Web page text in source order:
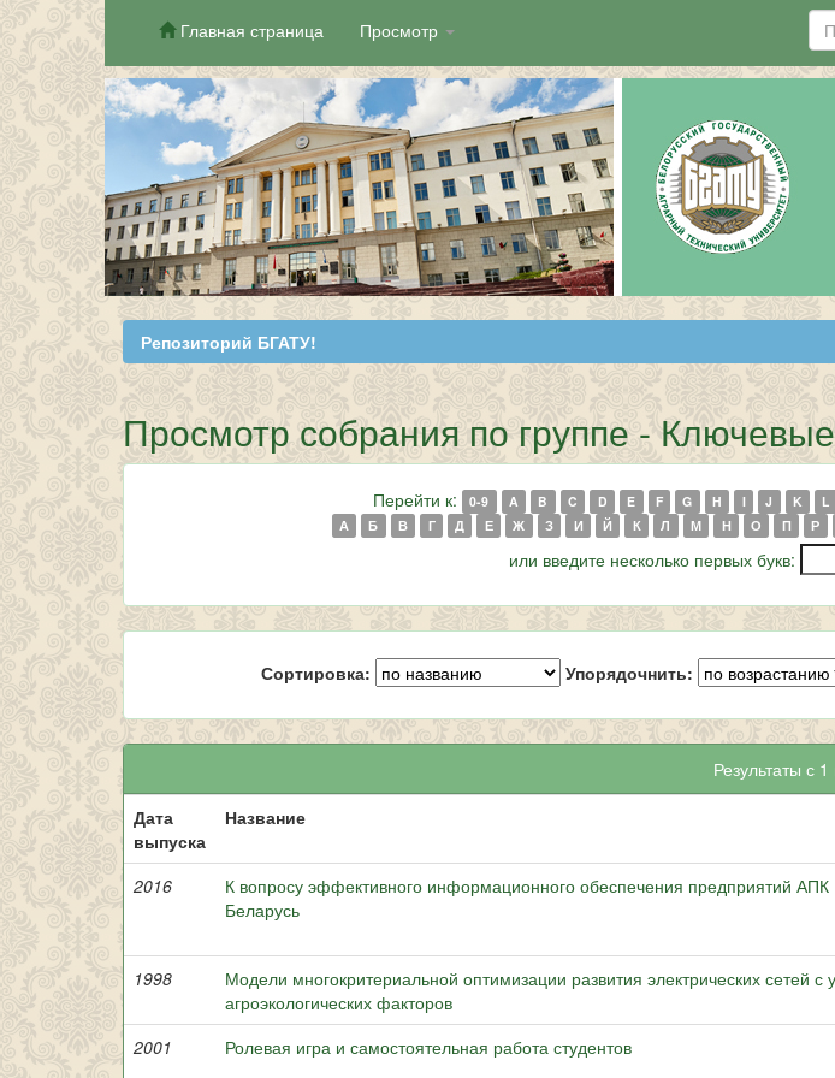
Skip
navigation
Главная страница Просмотр
Репозиторий БГАТУ!
Просмотр собрания по группе -
Перейти к: 0-9 A B C D E F G H I J K L
А
Б В Г Д Е Ж З И Й К Л М Н О П Р
или введите несколько первых букв:
Сортировка: Упорядочнить:
Результаты с
Дата
выпуска
Название
2016
К вопросу эффективного информационного обеспечения предприятий АПК
Беларусь
1998
Модели многокритериальной оптимизации развития электрических сетей с
агроэкологических факторов
2001 Ролевая игра и самостоятельная работа студентов